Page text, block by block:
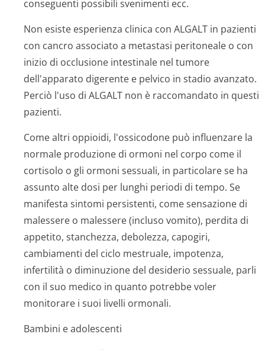
conseguenti possibili svenimenti ecc.
Non esiste esperienza clinica con ALGALT in pazienti
con cancro associato a metastasi peritoneale o con
inizio di occlusione intestinale nel tumore
dell'apparato digerente e pelvico in stadio avanzato.
Perciò l'uso di ALGALT non è raccomandato in questi
pazienti.
Come altri oppioidi, l'ossicodone può influenzare la
normale produzione di ormoni nel corpo come il
cortisolo o gli ormoni sessuali, in particolare se ha
assunto alte dosi per lunghi periodi di tempo. Se
manifesta sintomi persistenti, come sensazione di
malessere o malessere (incluso vomito), perdita di
appetito, stanchezza, debolezza, capogiri,
cambiamenti del ciclo mestruale, impotenza,
infertilità o diminuzione del desiderio sessuale, parli
con il suo medico in quanto potrebbe voler
monitorare i suoi livelli ormonali.
Bambini e adolescenti